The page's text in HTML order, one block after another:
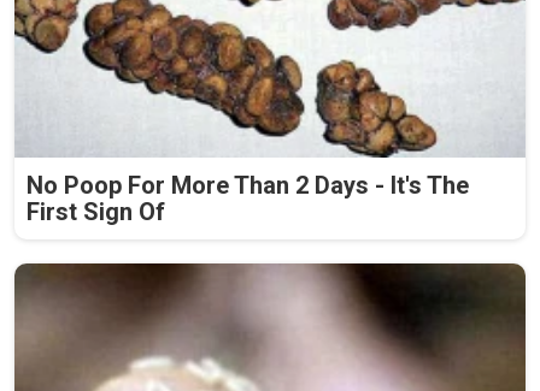
No Poop For More Than 2 Days - It's The
First Sign Of